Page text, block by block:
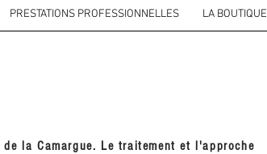
PRESTATIONS PROFESSIONNELLES LA BOUTIQUE
la Camargue. Le traitement et l'approche